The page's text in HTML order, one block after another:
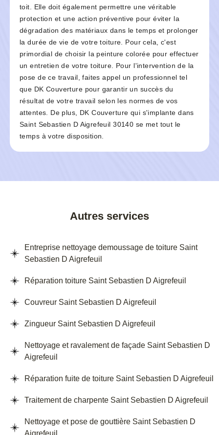
toit. Elle doit également permettre une véritable
protection et une action préventive pour éviter la
dégradation des matériaux dans le temps et prolonger
la durée de vie de votre toiture. Pour cela, c'est
primordial de choisir la peinture colorée pour effectuer
un entretien de votre toiture. Pour l'intervention de la
pose de ce travail, faites appel un professionnel tel
que DK Couverture pour garantir un succès du
résultat de votre travail selon les normes de vos
attentes. De plus, DK Couverture qui s'implante dans
Saint Sebastien D Aigrefeuil 30140 se met tout le
temps à votre disposition.
Autres services
Entreprise nettoyage demoussage de toiture Saint
Sebastien D Aigrefeuil
Réparation toiture Saint Sebastien D Aigrefeuil
Couvreur Saint Sebastien D Aigrefeuil
Zingueur Saint Sebastien D Aigrefeuil
Nettoyage et ravalement de façade Saint Sebastien D
Aigrefeuil
Réparation fuite de toiture Saint Sebastien D Aigrefeuil
Traitement de charpente Saint Sebastien D Aigrefeuil
Nettoyage et pose de gouttière Saint Sebastien D